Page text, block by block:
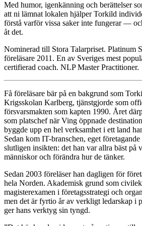
Med humor, igenkänning och berättelser
att ni lämnat lokalen hjälper Torkild
förstå varför vissa saker inte fungerar —
åt det.
Nominerad till Stora Talarpriset. Platinum
föreläsare 2011. En av Sveriges mest
certifierad coach. NLP Master Practitioner.
Få föreläsare bär på en bakgrund som
Krigsskolan Karlberg, tjänstgjorde som
försvarsmakten som kapten 1990. Året
som platschef när Ving öppnade
byggde upp en hel verksamhet i ett land
Sedan kom IT-branschen, eget
slutligen insikten: det han var allra bäst på
människor och förändra hur de tänker.
Sedan 2003 föreläser han dagligen för
hela Norden. Akademisk grund som
magisterexamen i företagsstrategi och
men det är fyrtio år av verkligt ledarskap i
ger hans verktyg sin tyngd.